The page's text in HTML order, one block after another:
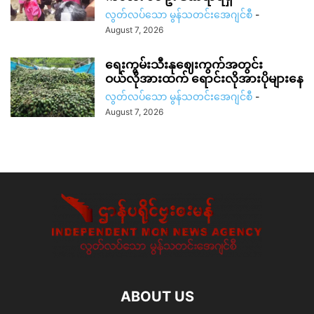
လွတ်လပ်သော မွန်သတင်းအေဂျင်စီ -
August 7, 2026
ရေးကွမ်းသီးနုဈေးကွက်အတွင်း
ဝယ်လိုအားထက် ရောင်းလိုအားပိုများနေ
လွတ်လပ်သော မွန်သတင်းအေဂျင်စီ -
August 7, 2026
ABOUT US